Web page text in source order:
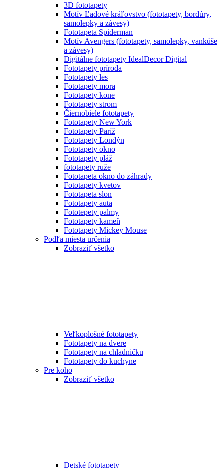
3D fototapety
Motív Ľadové kráľovstvo (fototapety, bordúry,
samolepky a závesy)
Fototapeta Spiderman
Motív Avengers (fototapety, samolepky, vankúše
a závesy)
Digitálne fototapety IdealDecor Digital
Fototapety príroda
Fototapety les
Fototapety mora
Fototapety kone
Fototapety strom
Čiernobiele fototapety
Fototapety New York
Fototapety Paríž
Fototapety Londýn
Fototapety okno
Fototapety pláž
fototapety ruže
Fototapeta okno do záhrady
Fototapety kvetov
Fototapeta slon
Fototapety auta
Fototepety palmy
Fototapety kameň
Fototapety Mickey Mouse
Podľa miesta určenia
Zobraziť všetko
Veľkoplošné fototapety
Fototapety na dvere
Fototapety na chladničku
Fototapety do kuchyne
Pre koho
Zobraziť všetko
Detské fototapety